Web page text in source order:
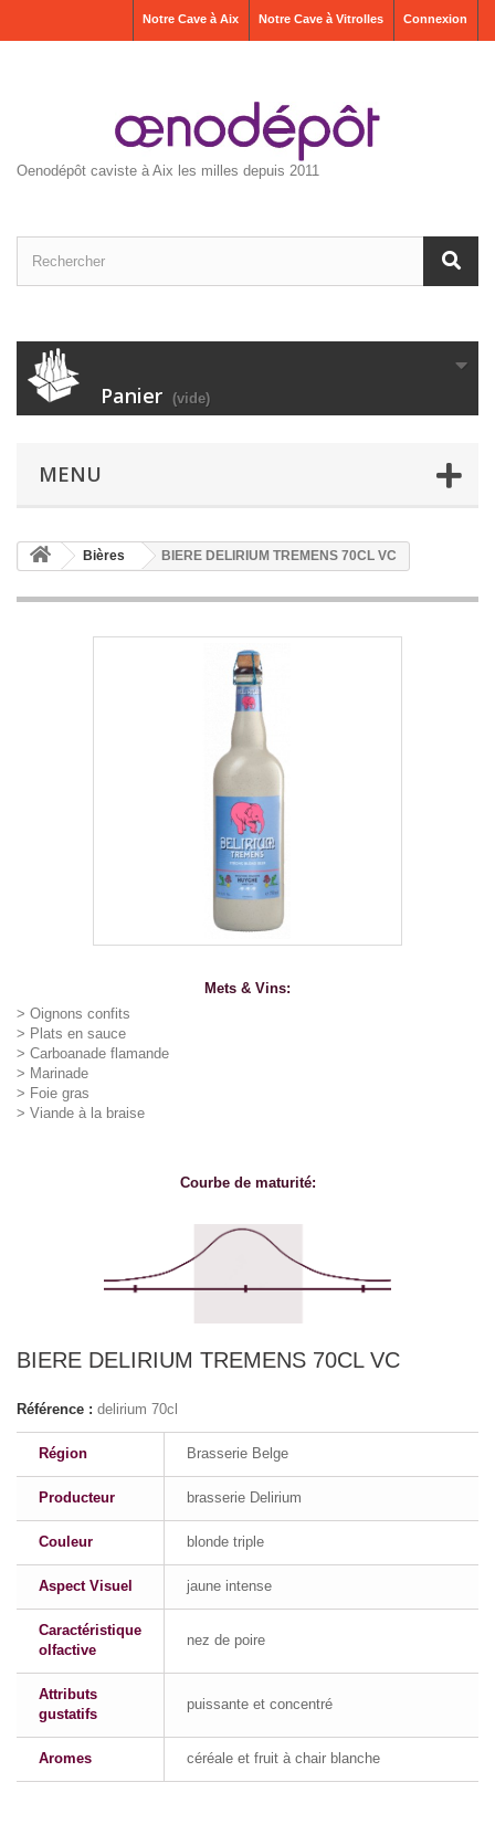
Connexion
Notre Cave à Vitrolles
Notre Cave à Aix
Oenodépôt caviste à Aix les milles depuis 2011
Panier (vide)
MENU
Bières BIERE DELIRIUM TREMENS 70CL VC
Mets & Vins:
> Oignons confits
> Plats en sauce
> Carboanade flamande
> Marinade
> Foie gras
> Viande à la braise
Courbe de maturité:
BIERE DELIRIUM TREMENS 70CL VC
Référence : delirium 70cl
Région Brasserie Belge
Producteur brasserie Delirium
Couleur blonde triple
Aspect Visuel jaune intense
Caractéristique
olfactive
nez de poire
Attributs
gustatifs
puissante et concentré
Aromes céréale et fruit à chair blanche